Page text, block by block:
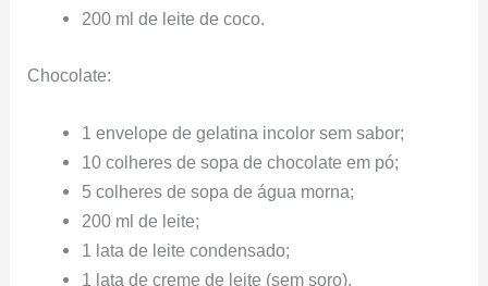
200 ml de leite de coco.
Chocolate:
1 envelope de gelatina incolor sem sabor;
10 colheres de sopa de chocolate em pó;
5 colheres de sopa de água morna;
200 ml de leite;
1 lata de leite condensado;
1 lata de creme de leite (sem soro).